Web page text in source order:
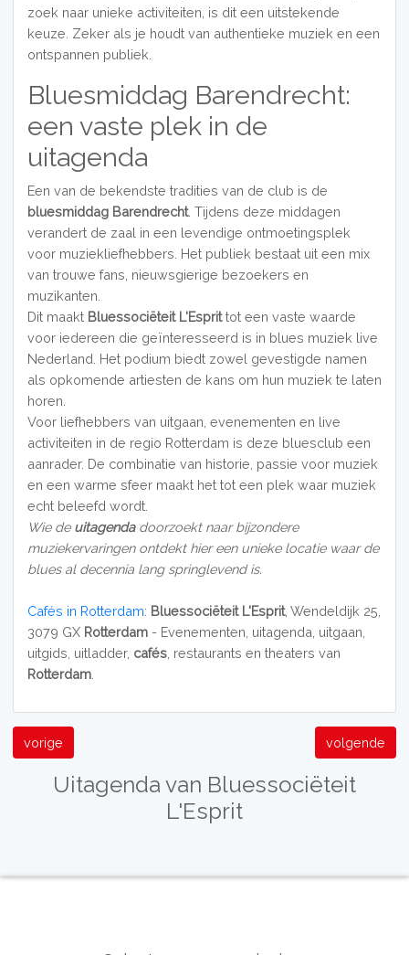
zoek naar unieke activiteiten, is dit een uitstekende
keuze. Zeker als je houdt van authentieke muziek en een
ontspannen publiek.
Bluesmiddag Barendrecht:
een vaste plek in de
uitagenda
Een van de bekendste tradities van de club is de
bluesmiddag Barendrecht. Tijdens deze middagen
verandert de zaal in een levendige ontmoetingsplek
voor muziekliefhebbers. Het publiek bestaat uit een mix
van trouwe fans, nieuwsgierige bezoekers en
muzikanten.
Dit maaktBluessociëteit L'Esprittot een vaste waarde
voor iedereen die geïnteresseerd is in blues muziek live
Nederland. Het podium biedt zowel gevestigde namen
als opkomende artiesten de kans om hun muziek te laten
horen.
Voor liefhebbers van uitgaan, evenementen en live
activiteiten in de regio Rotterdam is deze bluesclub een
aanrader. De combinatie van historie, passie voor muziek
en een warme sfeer maakt het tot een plek waar muziek
echt beleefd wordt.
Wie de uitagenda doorzoekt naar bijzondere
muziekervaringen ontdekt hier een unieke locatie waar de
blues al decennia lang springlevend is.
Cafés in Rotterdam: Bluessociëteit L'Esprit, Wendeldijk 25,
3079 GX Rotterdam- Evenementen, uitagenda, uitgaan,
uitgids, uitladder, cafés, restaurants en theaters van
Rotterdam.
vorige volgende
Uitagenda van Bluessociëteit
L'Esprit